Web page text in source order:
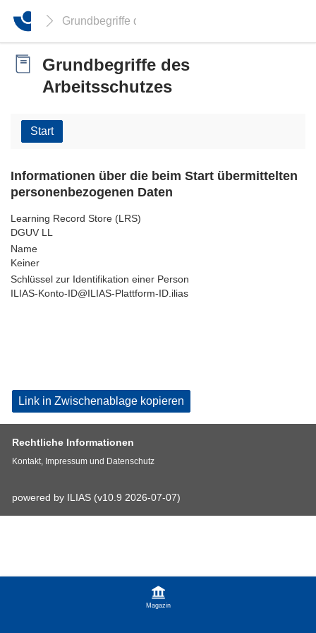
Grundbegriffe des Arbeitsschutzes
Magazin
Grundbegriffe des
Arbeitsschutzes
Start
Informationen über die beim Start übermittelten
personenbezogenen Daten
Learning Record Store (LRS)
DGUV LL
Name
Keiner
Schlüssel zur Identifikation einer Person
ILIAS-Konto-ID@ILIAS-Plattform-ID.ilias
Link in Zwischenablage kopieren
Rechtliche Informationen
Kontakt, Impressum und Datenschutz
powered by ILIAS (v10.9 2026-07-07)